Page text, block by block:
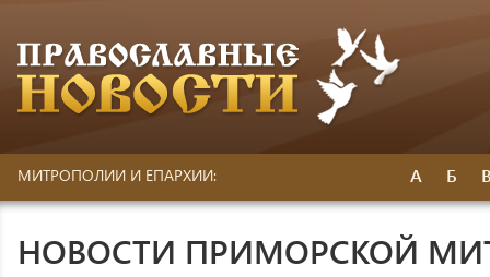
МИТРОПОЛИИ И ЕПАРХИИ: А Б
НОВОСТИ ПРИМОРСКОЙ